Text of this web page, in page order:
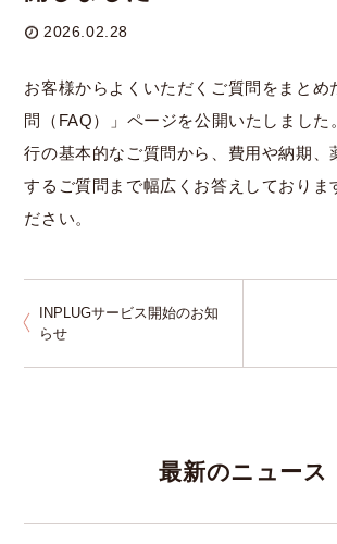
2026.02.28
お客様からよくいただくご質問をまとめ
問（FAQ）」ページを公開いたしました
行の基本的なご質問から、費用や納期、
するご質問まで幅広くお答えしておりま
ださい。
INPLUGサービス開始のお知
らせ
最新のニュース